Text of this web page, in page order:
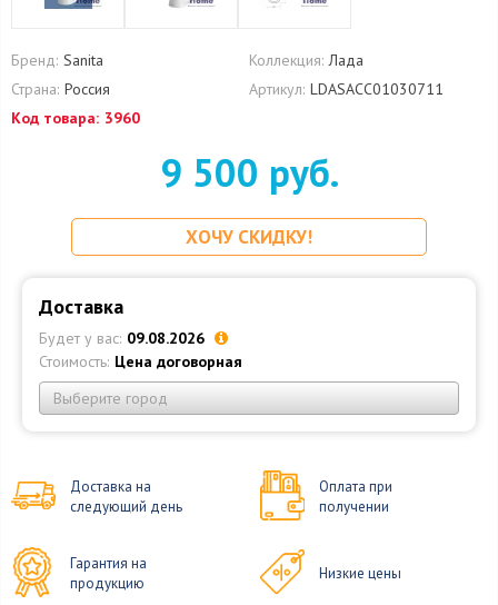
Бренд: Sanita Коллекция: Лада
Страна: Россия Артикул: LDASACC01030711
Код товара: 3960
9 500 руб.
ХОЧУ СКИДКУ!
Доставка
Будет у вас: 09.08.2026
Стоимость: Цена договорная
Выберите город
Доставка на
следующий день
Оплата при
получении
Гарантия на
продукцию
Низкие цены